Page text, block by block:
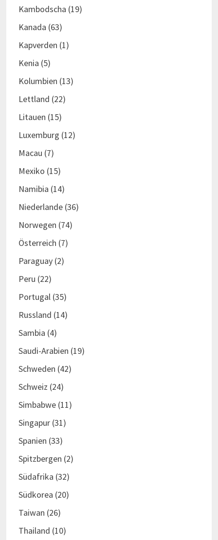
Kambodscha (19)
Kanada (63)
Kapverden (1)
Kenia (5)
Kolumbien (13)
Lettland (22)
Litauen (15)
Luxemburg (12)
Macau (7)
Mexiko (15)
Namibia (14)
Niederlande(36)
Norwegen (74)
Österreich (7)
Paraguay(2)
Peru (22)
Portugal(35)
Russland (14)
Sambia (4)
Saudi-Arabien (19)
Schweden (42)
Schweiz (24)
Simbabwe(11)
Singapur(31)
Spanien (33)
Spitzbergen (2)
Südafrika (32)
Südkorea (20)
Taiwan (26)
Thailand (10)